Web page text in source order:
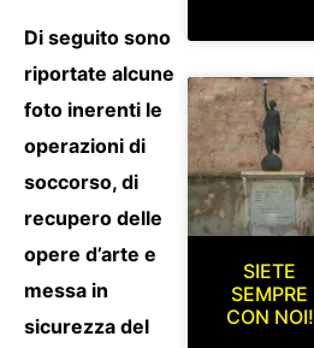
Di seguito sono
riportate alcune
foto inerenti le
operazioni di
soccorso, di
recupero delle
opere d’arte e
messa in
sicurezza del
SIETE
SEMPRE
CON NOI!